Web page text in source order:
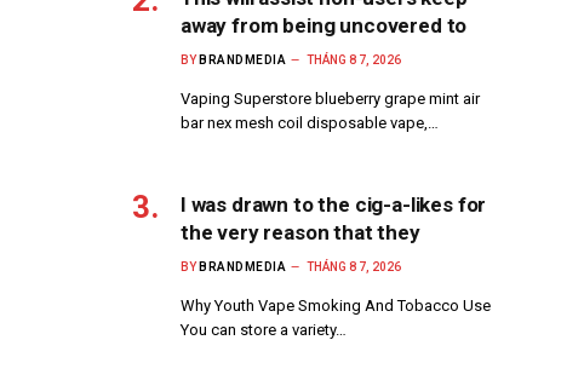
away from being uncovered to
BY BRANDMEDIA THÁNG 8 7, 2026
Vaping Superstore blueberry grape mint air
bar nex mesh coil disposable vape,…
I was drawn to the cig-a-likes for
the very reason that they
BY BRANDMEDIA THÁNG 8 7, 2026
Why Youth Vape Smoking And Tobacco Use
You can store a variety…